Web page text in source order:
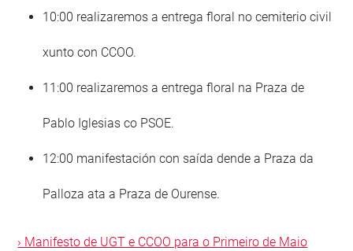
10:00 realizaremos a entrega floral no cemiterio civil
xunto con CCOO.
11:00 realizaremos a entrega floral na Praza de
Pablo Iglesias co PSOE.
12:00 manifestación con saída dende a Praza da
Palloza ata a Praza de Ourense.
› Manifesto de UGT e CCOO para o Primeiro de Maio